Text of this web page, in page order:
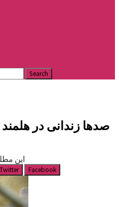
صدها زندانی در
این
Twitter Facebook